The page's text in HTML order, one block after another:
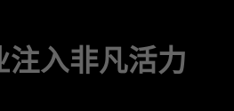
注入非凡活力